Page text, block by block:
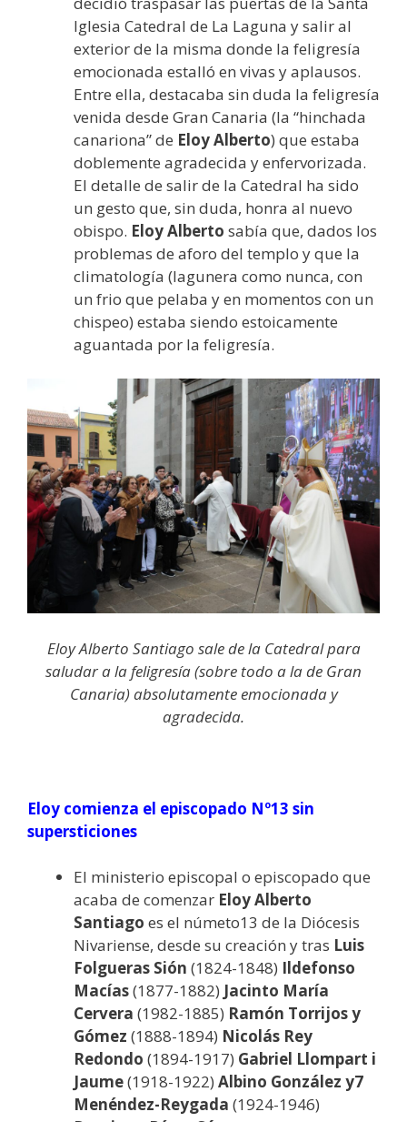
Iglesia Catedral de La Laguna y salir al
exterior de la misma donde la feligresía
emocionada estalló en vivas y aplausos.
Entre ella, destacaba sin duda la feligresía
venida desde Gran Canaria (la “hinchada
canariona” de Eloy Alberto) que estaba
doblemente agradecida y enfervorizada.
El detalle de salir de la Catedral ha sido
un gesto que, sin duda, honra al nuevo
obispo. Eloy Alberto sabía que, dados los
problemas de aforo del templo y que la
climatología (lagunera como nunca, con
un frio que pelaba y en momentos con un
chispeo) estaba siendo estoicamente
aguantada por la feligresía.
Eloy Alberto Santiago sale de la Catedral para
saludar a la feligresía (sobre todo a la de Gran
Canaria) absolutamente emocionada y
agradecida.
Eloy comienza el episcopado Nº13 sin
supersticiones
El ministerio episcopal o episcopado que
acaba de comenzar Eloy Alberto
Santiago es el númeto13 de la Diócesis
Nivariense, desde su creación y tras Luis
Folgueras Sión (1824-1848) Ildefonso
Macías(1877-1882) Jacinto María
Cervera (1982-1885) Ramón Torrijos y
Gómez (1888-1894) Nicolás Rey
Redondo (1894-1917) Gabriel Llompart i
Jaume(1918-1922) Albino González y7
Menéndez-Reygada (1924-1946)